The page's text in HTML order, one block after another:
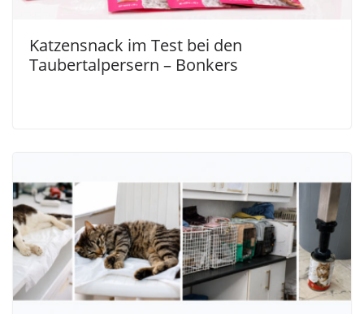
Katzensnack im Test bei den
Taubertalpersern – Bonkers